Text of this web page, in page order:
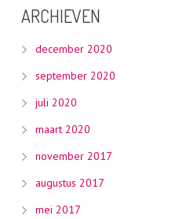
ARCHIEVEN
december 2020
september 2020
juli 2020
maart 2020
november 2017
augustus 2017
mei 2017